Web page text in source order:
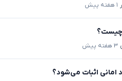
۱ هفته پیش
چیست؟
۳ هفته پیش
اثبات می‌شود؟